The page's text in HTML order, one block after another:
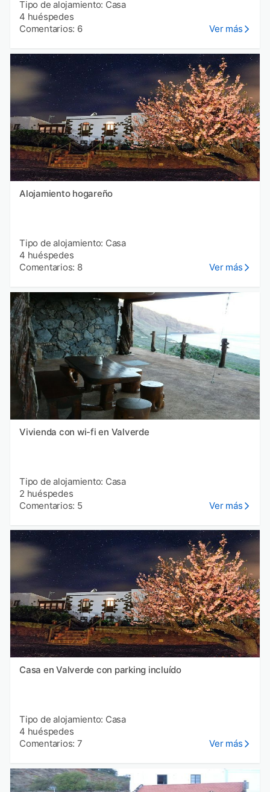
Tipo de alojamiento: Casa
4 huéspedes
Comentarios: 6
Ver más
Alojamiento hogareño
Tipo de alojamiento: Casa
4 huéspedes
Comentarios: 8
Ver más
Vivienda con wi-fi en Valverde
Tipo de alojamiento: Casa
2 huéspedes
Comentarios: 5
Ver más
Casa en Valverde con parking incluído
Tipo de alojamiento: Casa
4 huéspedes
Comentarios: 7
Ver más